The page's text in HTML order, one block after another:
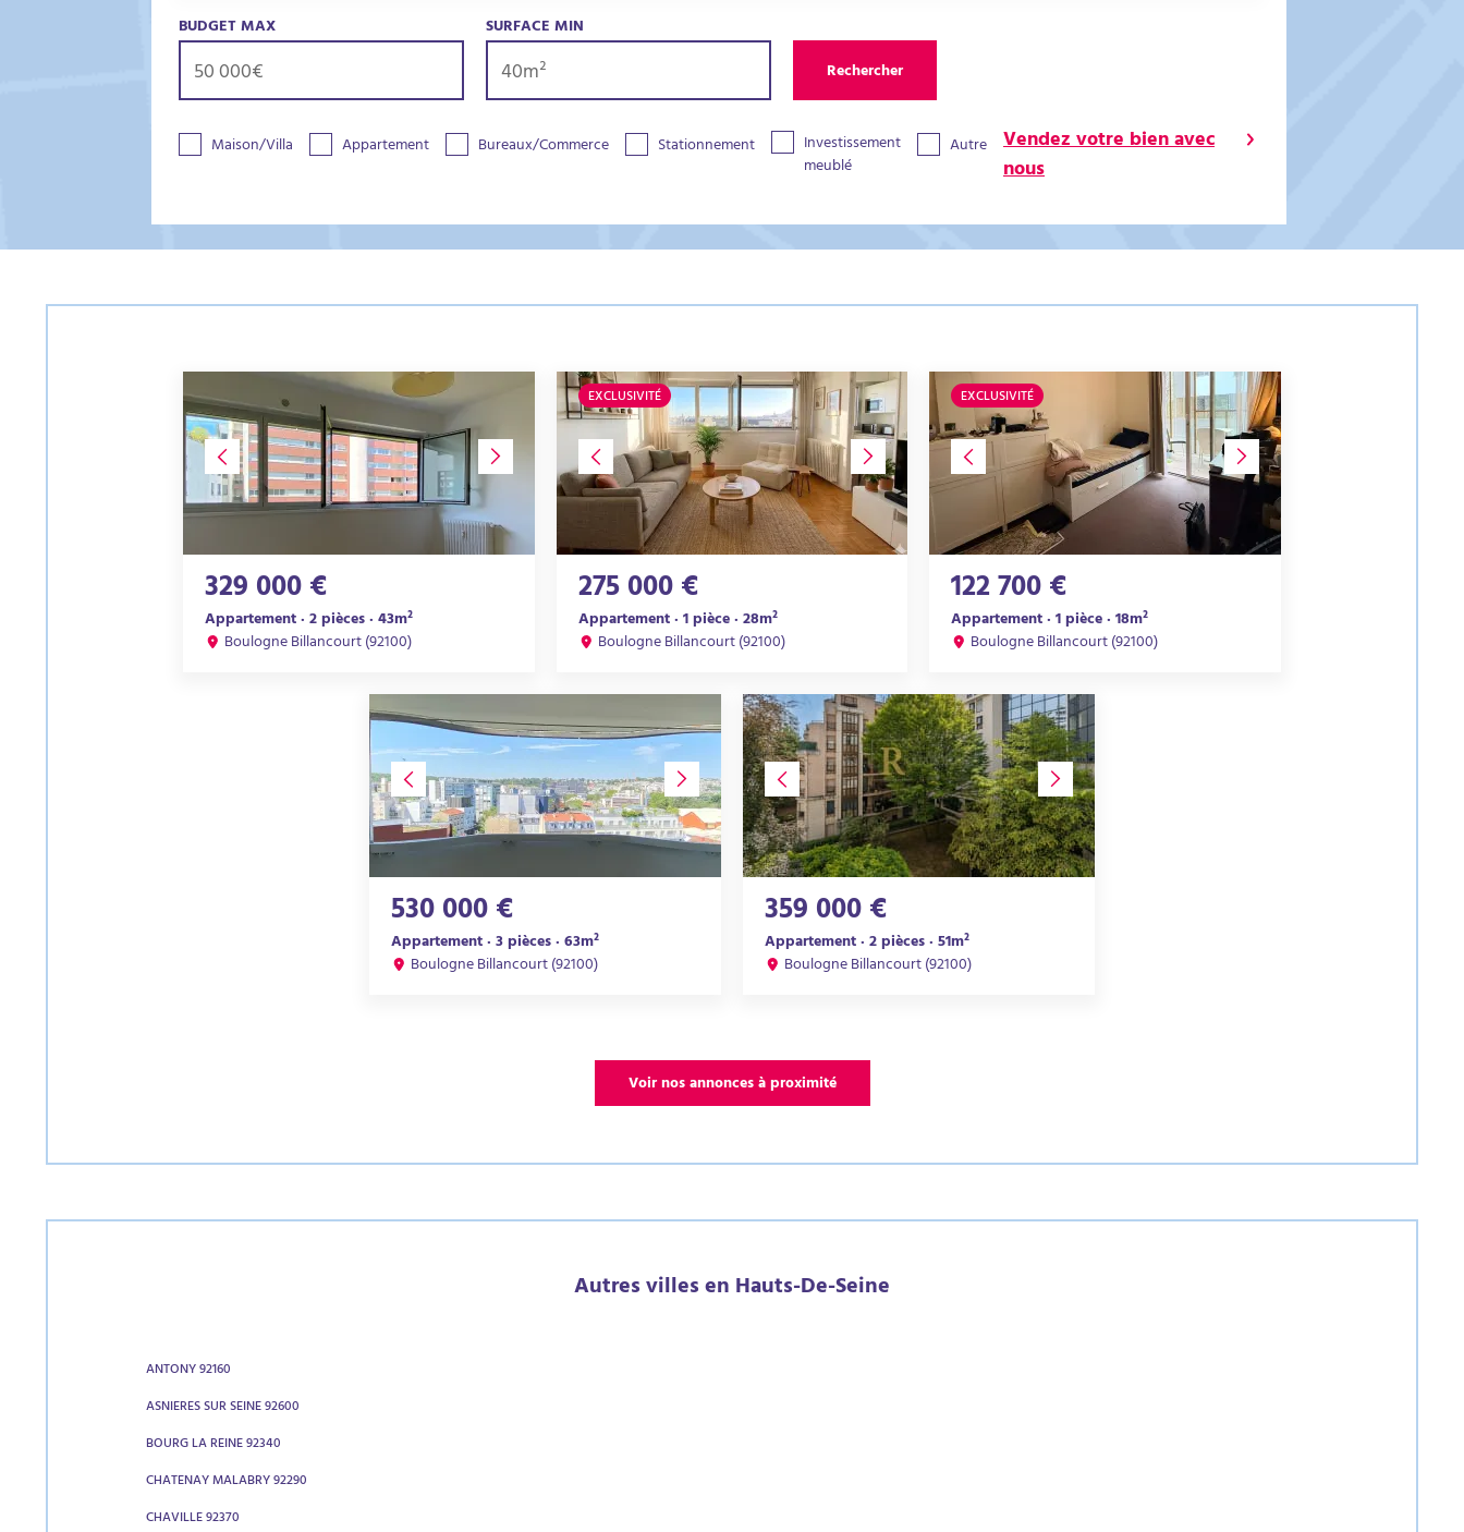
BUDGET MAX
SURFACE MIN
Rechercher
Maison/Villa Appartement Bureaux/Commerce Stationnement Investissement
meublé
Autre Vendez votre bien avec
nous
329 000 €
Appartement · 2 pièces · 43m²
Boulogne Billancourt (92100)
EXCLUSIVITÉ
275 000 €
Appartement · 1 pièce · 28m²
Boulogne Billancourt (92100)
EXCLUSIVITÉ
122 700 €
Appartement · 1 pièce · 18m²
Boulogne Billancourt (92100)
530 000 €
Appartement · 3 pièces · 63m²
Boulogne Billancourt (92100)
359 000 €
Appartement · 2 pièces · 51m²
Boulogne Billancourt (92100)
Voir nos annonces à proximité
Autres villes en Hauts-De-Seine
ANTONY 92160
ASNIERES SUR SEINE 92600
BOURG LA REINE 92340
CHATENAY MALABRY 92290
CHAVILLE 92370